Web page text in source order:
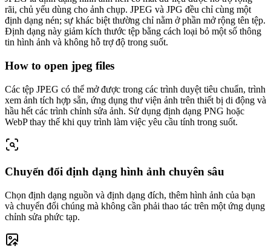
rãi, chủ yếu dùng cho ảnh chụp. JPEG và JPG đều chỉ cùng một
định dạng nén; sự khác biệt thường chỉ nằm ở phần mở rộng tên tệp.
Định dạng này giảm kích thước tệp bằng cách loại bỏ một số thông
tin hình ảnh và không hỗ trợ độ trong suốt.
How to open jpeg files
Các tệp JPEG có thể mở được trong các trình duyệt tiêu chuẩn, trình
xem ảnh tích hợp sẵn, ứng dụng thư viện ảnh trên thiết bị di động và
hầu hết các trình chỉnh sửa ảnh. Sử dụng định dạng PNG hoặc
WebP thay thế khi quy trình làm việc yêu cầu tính trong suốt.
Chuyển đổi định dạng hình ảnh chuyên sâu
Chọn định dạng nguồn và định dạng đích, thêm hình ảnh của bạn
và chuyển đổi chúng mà không cần phải thao tác trên một ứng dụng
chỉnh sửa phức tạp.